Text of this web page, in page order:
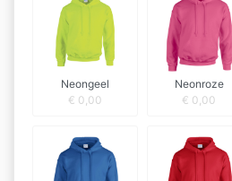
Neongeel
€ 0,00
Neonroze
€ 0,00